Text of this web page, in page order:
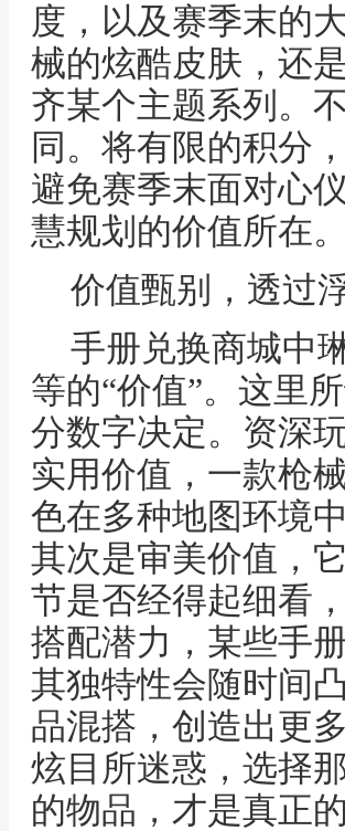
度，以及赛季末的
械的炫酷皮肤，还
齐某个主题系列。
同。将有限的积分
避免赛季末面对心
慧规划的价值所在。
价值甄别，透过
手册兑换商城中
等的“价值”。这里
分数字决定。资深
实用价值，一款枪
色在多种地图环境
其次是审美价值，
节是否经得起细看
搭配潜力，某些手
其独特性会随时间
品混搭，创造出更
炫目所迷惑，选择
的物品，才是真正的